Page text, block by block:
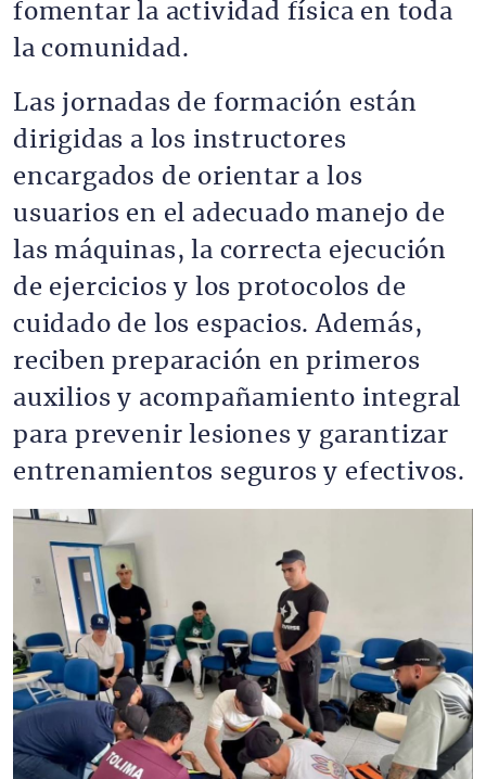
fomentar la actividad física en toda
la comunidad.
Las jornadas de formación están
dirigidas a los instructores
encargados de orientar a los
usuarios en el adecuado manejo de
las máquinas, la correcta ejecución
de ejercicios y los protocolos de
cuidado de los espacios. Además,
reciben preparación en primeros
auxilios y acompañamiento integral
para prevenir lesiones y garantizar
entrenamientos seguros y efectivos.
Imagen